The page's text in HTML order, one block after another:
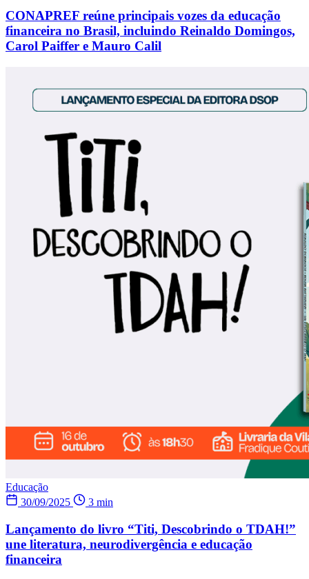
CONAPREF reúne principais vozes da educação
financeira no Brasil, incluindo Reinaldo Domingos,
Carol Paiffer e Mauro Calil
Educação
30/09/2025
3 min
Lançamento do livro “Titi, Descobrindo o TDAH!”
une literatura, neurodivergência e educação
financeira